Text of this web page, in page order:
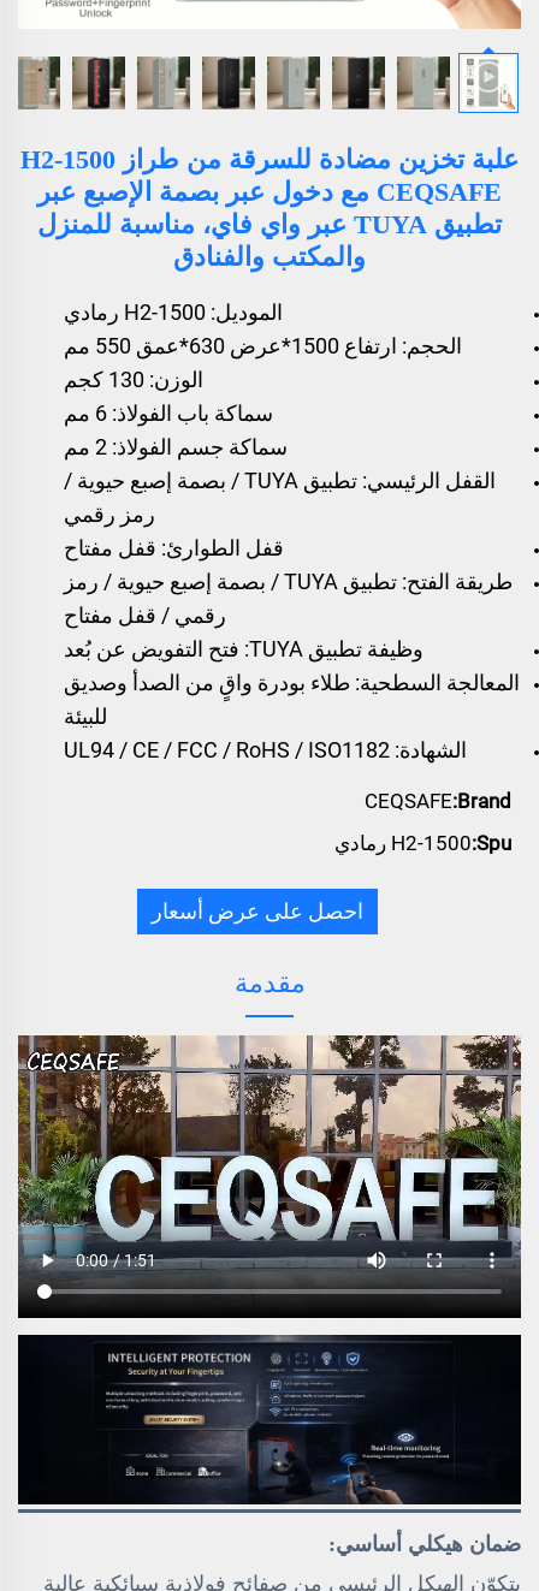
علبة تخزين مضادة للسرقة من طراز H2-1500
CEQSAFE مع دخول عبر بصمة الإصبع عبر
تطبيق TUYA عبر واي فاي، مناسبة للمنزل
والمكتب والفنادق
الموديل: H2-1500 رمادي
الحجم: ارتفاع 1500*عرض 630*عمق 550 مم
الوزن: 130 كجم
سماكة باب الفولاذ: 6 مم
سماكة جسم الفولاذ: 2 مم
القفل الرئيسي: تطبيق TUYA / بصمة إصبع حيوية /
رمز رقمي
قفل الطوارئ: قفل مفتاح
طريقة الفتح: تطبيق TUYA / بصمة إصبع حيوية / رمز
رقمي / قفل مفتاح
وظيفة تطبيق TUYA: فتح التفويض عن بُعد
المعالجة السطحية: طلاء بودرة واقٍ من الصدأ وصديق
للبيئة
الشهادة: UL94 / CE / FCC / RoHS / ISO1182
Brand:
CEQSAFE
Spu: H2-1500 رمادي
احصل على عرض أسعار
مقدمة
ضمان هيكلي أساسي:
يتكوّن الهيكل الرئيسي من صفائح فولاذية سبائكية عالية